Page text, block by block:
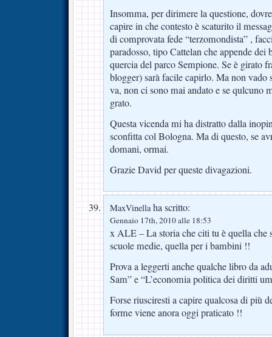
Insomma, per dirimere la questione,
capire in che contesto è scaturito il
di comprovata fede “terzomondista” ,
paradosso, tipo Cattelan che appende
quercia del parco Sempione. Se è girato
blogger) sarà facile capirlo. Ma non vado
va, non ci sono mai andato e se qulcuno
grato.
Questa vicenda mi ha distratto dalla
sconfitta col Bologna. Ma di questo, se
domani, ormai.
Grazie David per queste divagazioni.
MaxVinellaha scritto:
Gennaio 17th, 2010 alle 18:53
x ALE – La storia che citi tu è quella che
scuole medie, quella per i bambini !!
Prova a leggerti anche qualche libro da
Sam” e “L’economia politica dei diritti
Forse riusciresti a capire qualcosa di più
forme viene anora oggi praticato !!